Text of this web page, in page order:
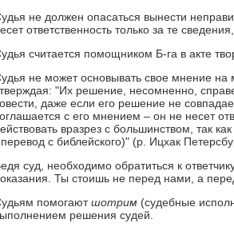
не должен опасаться вынести
ответственность только за те
считается помощником Б-га в акте
не может основывать свое мнение на
"Их решение, несомненно,
даже если его решение не
с его мнением – он не несет
вразрез с большинством, так
с библейского)" (р. Ицхак
суд, необходимо обратиться к
Ты стоишь не перед нами, а
помогаютшотрим (судебные
решения судей.